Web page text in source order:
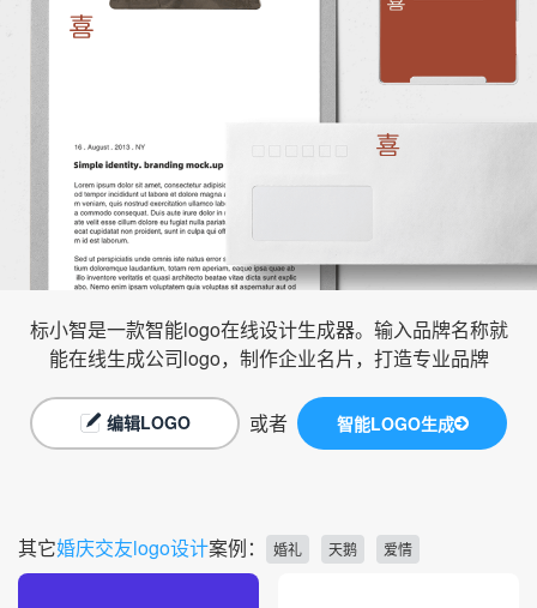
标小智是一款智能logo在线设计生成器。输入品牌名称就
能在线生成公司logo，制作企业名片，打造专业品牌
编辑LOGO 或者 智能LOGO生成
其它婚庆交友logo设计案例： 婚礼 天鹅 爱情